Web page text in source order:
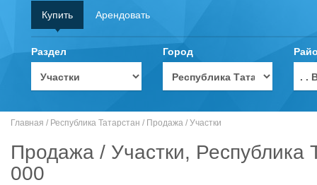
Купить Арендовать
Раздел Город
. .
Главная / Республика Татарстан / Продажа / Участки
Продажа / Участки, Республика
000